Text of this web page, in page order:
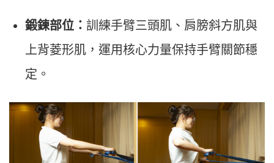
鍛鍊部位： 訓練手臂三頭肌、肩膀斜方肌與
上背菱形肌，運用核心力量保持手臂關節穩
定。